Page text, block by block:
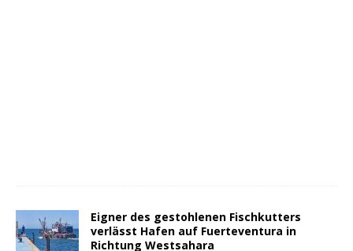
Eigner des gestohlenen Fischkutters
verlässt Hafen auf Fuerteventura in
Richtung Westsahara